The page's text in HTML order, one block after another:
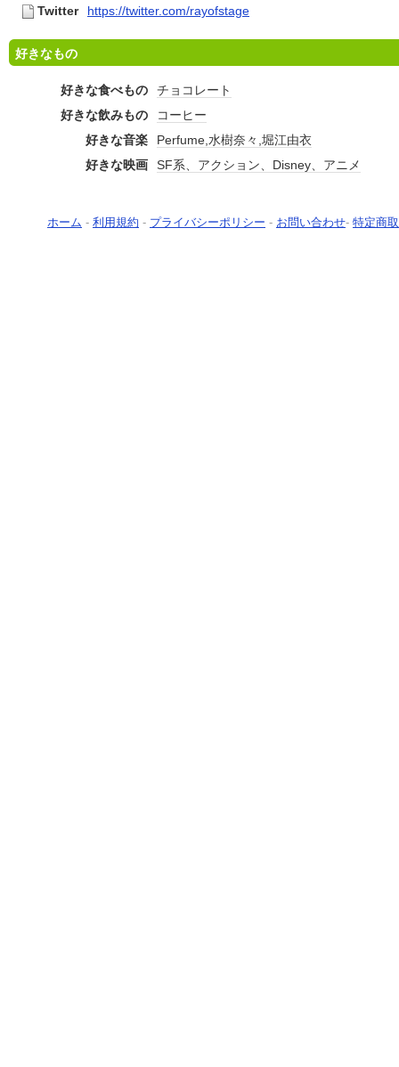
Twitter https://twitter.com/rayofstage
好きなもの
好きな食べもの
チョコレート
好きな飲みもの
コーヒー
好きな音楽
Perfume,水樹奈々,堀江由衣
好きな映画
SF系、アクション、Disney、アニメ
ホーム - 利用規約 - プライバシーポリシー - お問い合わせ- 特定商